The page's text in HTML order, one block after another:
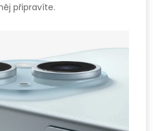
připravíte.